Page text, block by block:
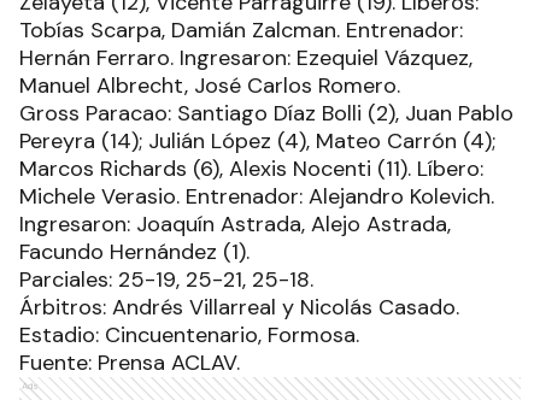
Tobías Scarpa, Damián Zalcman. Entrenador:
Hernán Ferraro. Ingresaron: Ezequiel Vázquez,
Manuel Albrecht, José Carlos Romero.
Gross Paracao: Santiago Díaz Bolli (2), Juan Pablo
Pereyra (14); Julián López (4), Mateo Carrón (4);
Marcos Richards (6), Alexis Nocenti (11). Líbero:
Michele Verasio. Entrenador: Alejandro Kolevich.
Ingresaron: Joaquín Astrada, Alejo Astrada,
Facundo Hernández (1).
Parciales: 25-19, 25-21, 25-18.
Árbitros: Andrés Villarreal y Nicolás Casado.
Estadio: Cincuentenario, Formosa.
Fuente: Prensa ACLAV.
Ads